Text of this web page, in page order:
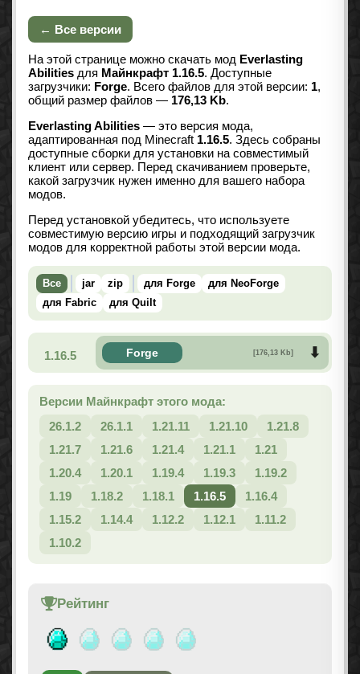
← Все версии
На этой странице можно скачать мод Everlasting
Abilities для Майнкрафт 1.16.5. Доступные
загрузчики: Forge. Всего файлов для этой версии: 1,
общий размер файлов — 176,13 Kb.
Everlasting Abilities — это версия мода,
адаптированная под Minecraft 1.16.5. Здесь собраны
доступные сборки для установки на совместимый
клиент или сервер. Перед скачиванием проверьте,
какой загрузчик нужен именно для вашего набора
модов.
Перед установкой убедитесь, что используете
совместимую версию игры и подходящий загрузчик
модов для корректной работы этой версии мода.
Все jar zip для Forge
для NeoForge
для Fabric
для Quilt
1.16.5 Forge [176,13 Kb]
Версии Майнкрафт этого мода:
26.1.2
26.1.1 1.21.11 1.21.10
1.21.8
1.21.7
1.21.6 1.21.4 1.21.1
1.21
1.20.4
1.20.1 1.19.4 1.19.3
1.19.2
1.19
1.18.2 1.18.1 1.16.5
1.16.4
1.15.2
1.14.4 1.12.2 1.12.1
1.11.2
1.10.2
Рейтинг